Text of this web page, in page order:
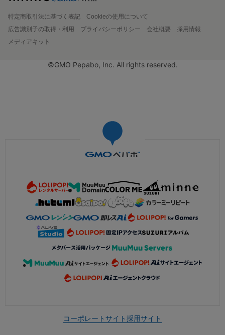
特定商取引法に基づく表記
Cookieの使用について
広告識別子の取得・利用
プライバシーポリシー 会社概要
採用情報
メディアキット
©GMO Pepabo, Inc. All rights reserved.
コーポレートサイト採用サイト